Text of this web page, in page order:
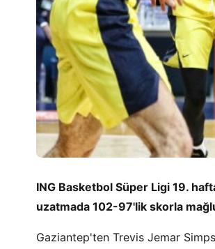
ING Basketbol Süper Ligi 19.
uzatmada 102-97'lik skorla
Gaziantep'ten Trevis Jemar